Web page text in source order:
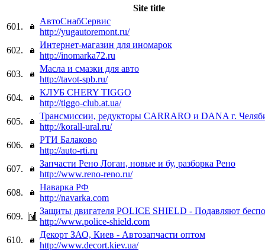
Site title
601.
АвтоСнабСервис
http://yugautoremont.ru/
602.
Интернет-магазин для иномарок
http://inomarka72.ru
603.
Масла и смазки для авто
http://tavot-spb.ru/
604.
КЛУБ CHERY TIGGO
http://tiggo-club.at.ua/
605.
Трансмиссии, редукторы CARRARO и DANA г.
http://korall-ural.ru/
606.
РТИ Балаково
http://auto-rti.ru
607.
Запчасти Рено Логан, новые и бу, разборка Рено
http://www.reno-reno.ru/
608.
Наварка РФ
http://navarka.com
609.
Защиты двигателя POLICE SHIELD - Подавляют
http://www.police-shield.com
610.
Декорт ЗАО, Киев - Автозапчасти оптом
http://www.decort.kiev.ua/